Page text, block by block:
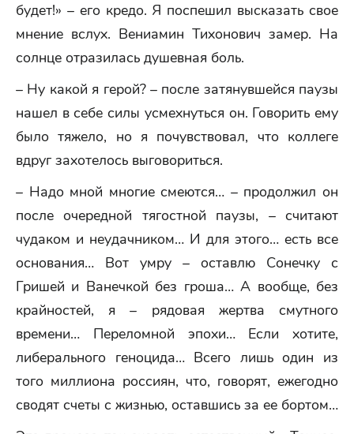
будет!» – его кредо. Я поспешил высказать свое
мнение вслух. Вениамин Тихонович замер. На
солнце отразилась душевная боль.
– Ну какой я герой? – после затянувшейся паузы
нашел в себе силы усмехнуться он. Говорить ему
было тяжело, но я почувствовал, что коллеге
вдруг захотелось выговориться.
– Надо мной многие смеются… – продолжил он
после очередной тягостной паузы, – считают
чудаком и неудачником… И для этого… есть все
основания… Вот умру – оставлю Сонечку с
Гришей и Ванечкой без гроша… А вообще, без
крайностей, я – рядовая жертва смутного
времени… Переломной эпохи… Если хотите,
либерального геноцида… Всего лишь один из
того миллиона россиян, что, говорят, ежегодно
сводят счеты с жизнью, оставшись за ее бортом…